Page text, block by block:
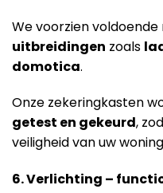
We voorzien
uitbreidingen zoals
domotica.
Onze zekeringkasten
getest en gekeurd,
veiligheid van uw
6. Verlichting –